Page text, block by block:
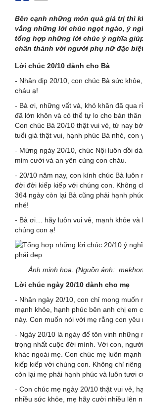
Bên cạnh những món quà giá trị thì
vắng những lời chúc ngọt ngào, ý
tổng hợp những lời chúc ý nghĩa
chân thành với người phụ nữ đặc
Lời chúc 20/10 dành cho Bà
- Nhân dịp 20/10, con chúc Bà sức
cháu ạ!
- Bà ơi, những vất vả, khó khăn đã qua
đã lớn khôn và có thể tự lo cho bản thân
Con chúc Bà 20/10 thật vui vẻ, từ nay
tuổi già thật vui, hạnh phúc Bà nhé, con
- Mừng ngày 20/10, chúc Nội luôn dồi
mỉm cười và an yên cùng con cháu.
- 20/10 năm nay, con kính chúc Bà luôn
đời đời kiếp kiếp với chúng con. Không
364 ngày còn lại Bà cũng phải hạnh
nhé!
- Bà ơi… hãy luôn vui vẻ, mạnh khỏe và
chúng con ạ!
Ảnh minh họa. (Nguồn ảnh:
Lời chúc ngày 20/10 dành cho mẹ
- Nhân ngày 20/10, con chỉ mong muốn
mạnh khỏe, hạnh phúc bên anh chị em
này. Con muốn nói với mẹ rằng con yêu
- Ngày 20/10 là ngày để tôn vinh những
trọng nhất cuộc đời mình. Với con,
khác ngoài mẹ. Con chúc mẹ luôn
kiếp kiếp với chúng con. Không chỉ
còn lại mẹ phải hạnh phúc và luôn tươi
- Con chúc mẹ ngày 20/10 thật vui vẻ,
nhiều sức khỏe, mẹ hãy cười nhiều lên